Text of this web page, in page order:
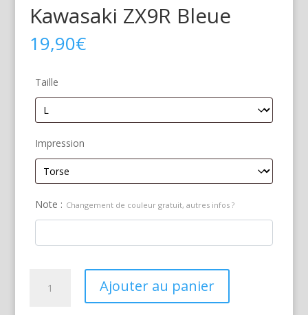
Kawasaki ZX9R Bleue
19,90€
Taille
Impression
Note : Changement de couleur gratuit, autres infos ?
Ajouter au panier